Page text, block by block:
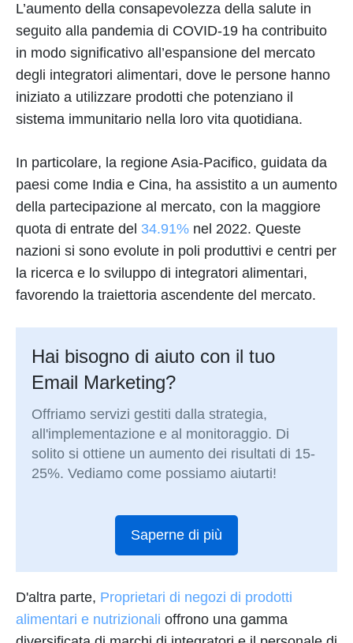
L’aumento della consapevolezza della salute in
seguito alla pandemia di COVID-19 ha contribuito
in modo significativo all’espansione del mercato
degli integratori alimentari, dove le persone hanno
iniziato a utilizzare prodotti che potenziano il
sistema immunitario nella loro vita quotidiana.
In particolare, la regione Asia-Pacifico, guidata da
paesi come India e Cina, ha assistito a un aumento
della partecipazione al mercato, con la maggiore
quota di entrate del 34.91% nel 2022. Queste
nazioni si sono evolute in poli produttivi e centri per
la ricerca e lo sviluppo di integratori alimentari,
favorendo la traiettoria ascendente del mercato.
Hai bisogno di aiuto con il tuo
Email Marketing?
Offriamo servizi gestiti dalla strategia,
all'implementazione e al monitoraggio. Di
solito si ottiene un aumento dei risultati di 15-
25%. Vediamo come possiamo aiutarti!
Saperne di più
D'altra parte, Proprietari di negozi di prodotti
alimentari e nutrizionali offrono una gamma